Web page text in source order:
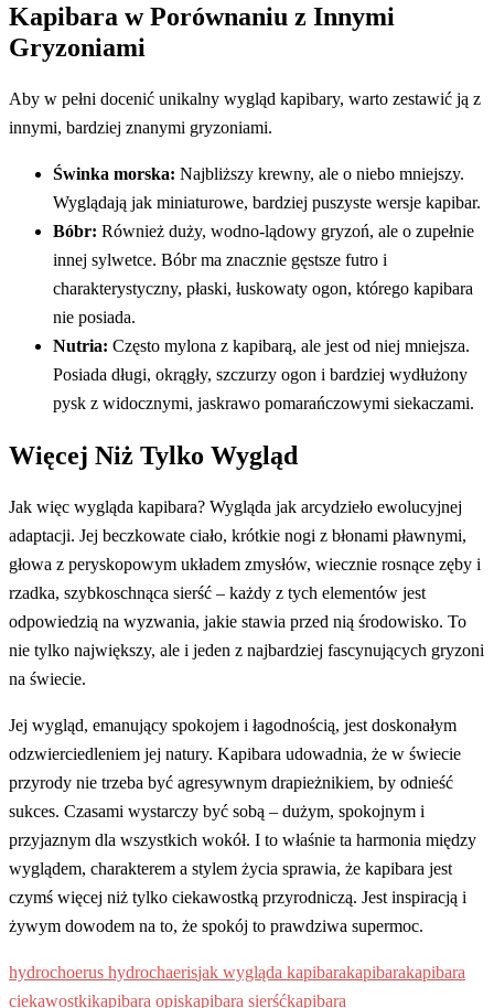
Kapibara w Porównaniu z Innymi
Gryzoniami
Aby w pełni docenić unikalny wygląd kapibary, warto zestawić ją z
innymi, bardziej znanymi gryzoniami.
Świnka morska: Najbliższy krewny, ale o niebo mniejszy.
Wyglądają jak miniaturowe, bardziej puszyste wersje kapibar.
Bóbr: Również duży, wodno-lądowy gryzoń, ale o zupełnie
innej sylwetce. Bóbr ma znacznie gęstsze futro i
charakterystyczny, płaski, łuskowaty ogon, którego kapibara
nie posiada.
Nutria: Często mylona z kapibarą, ale jest od niej mniejsza.
Posiada długi, okrągły, szczurzy ogon i bardziej wydłużony
pysk z widocznymi, jaskrawo pomarańczowymi siekaczami.
Więcej Niż Tylko Wygląd
Jak więc wygląda kapibara? Wygląda jak arcydzieło ewolucyjnej
adaptacji. Jej beczkowate ciało, krótkie nogi z błonami pławnymi,
głowa z peryskopowym układem zmysłów, wiecznie rosnące zęby i
rzadka, szybkoschnąca sierść – każdy z tych elementów jest
odpowiedzią na wyzwania, jakie stawia przed nią środowisko. To
nie tylko największy, ale i jeden z najbardziej fascynujących gryzoni
na świecie.
Jej wygląd, emanujący spokojem i łagodnością, jest doskonałym
odzwierciedleniem jej natury. Kapibara udowadnia, że w świecie
przyrody nie trzeba być agresywnym drapieżnikiem, by odnieść
sukces. Czasami wystarczy być sobą – dużym, spokojnym i
przyjaznym dla wszystkich wokół. I to właśnie ta harmonia między
wyglądem, charakterem a stylem życia sprawia, że kapibara jest
czymś więcej niż tylko ciekawostką przyrodniczą. Jest inspiracją i
żywym dowodem na to, że spokój to prawdziwa supermoc.
hydrochoerus hydrochaerisjak wygląda kapibarakapibarakapibara
ciekawostkikapibara opiskapibara sierśćkapibara